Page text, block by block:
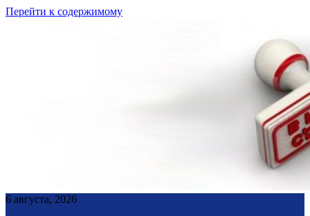
Перейти к содержимому
6 августа, 2026